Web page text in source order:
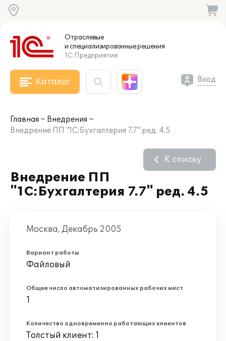
Отраслевые
и специализированныерешения
1С:Предприятие
Каталог Вход
Главная
Внедрения
Внедрение ПП "1С:Бухгалтерия 7.7" ред. 4.5
Внедрение ПП
"1С:Бухгалтерия 7.7" ред. 4.5
К списку
Москва, Декабрь 2005
Вариант работы
Файловый
Общее число автоматизированных рабочих мест
1
Количество одновременно работающих клиентов
Толстый клиент: 1